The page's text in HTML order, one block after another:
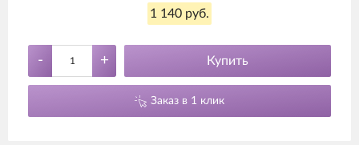
1 140 руб.
- + Купить
Заказ в 1 клик